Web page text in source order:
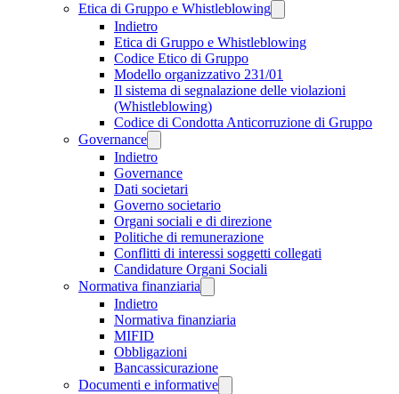
Etica di Gruppo e Whistleblowing
Indietro
Etica di Gruppo e Whistleblowing
Codice Etico di Gruppo
Modello organizzativo 231/01
Il sistema di segnalazione delle violazioni
(Whistleblowing)
Codice di Condotta Anticorruzione di Gruppo
Governance
Indietro
Governance
Dati societari
Governo societario
Organi sociali e di direzione
Politiche di remunerazione
Conflitti di interessi soggetti collegati
Candidature Organi Sociali
Normativa finanziaria
Indietro
Normativa finanziaria
MIFID
Obbligazioni
Bancassicurazione
Documenti e informative